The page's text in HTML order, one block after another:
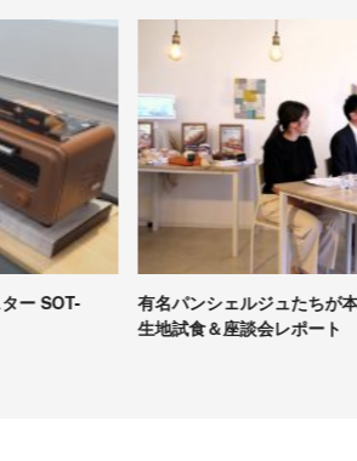
有名パンシェルジュたちが本音で評価
生地試食＆座談会レポート